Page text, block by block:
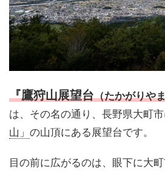
『鷹狩山展望台（たかがりや
は、その名の通り、長野県大町
山」 の山頂にある展望台です。
目の前に広がるのは、眼下に大